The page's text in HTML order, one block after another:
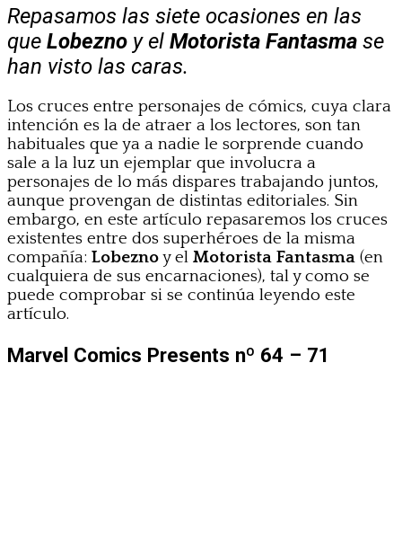
Repasamos las siete ocasiones en las
que Lobezno y el Motorista Fantasma se
han visto las caras.
Los cruces entre personajes de cómics, cuya clara
intención es la de atraer a los lectores, son tan
habituales que ya a nadie le sorprende cuando
sale a la luz un ejemplar que involucra a
personajes de lo más dispares trabajando juntos,
aunque provengan de distintas editoriales. Sin
embargo, en este artículo repasaremos los cruces
existentes entre dos superhéroes de la misma
compañía: Lobeznoy el Motorista Fantasma (en
cualquiera de sus encarnaciones), tal y como se
puede comprobar si se continúa leyendo este
artículo.
Marvel Comics Presents nº 64 – 71